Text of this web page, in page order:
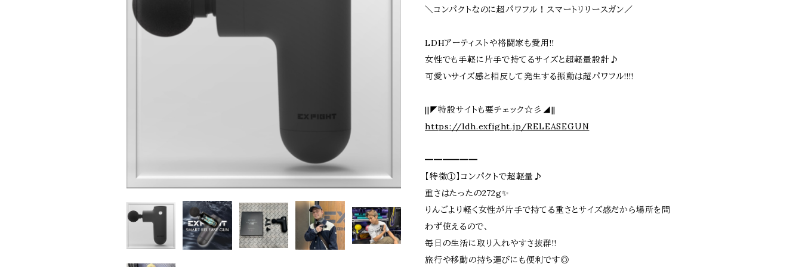
＼コンパクトなのに​超パワフル！スマートリリースガン​／
LDHアーティストや格闘家も愛用!!
女性でも手軽に片手で持てるサイズと超軽量設計♪
可愛いサイズ感と相反して発生する振動は超パワフル!!!!
||◤特設サイトも要チェック☆彡◢||
https://ldh.exfight.jp/RELEASEGUN
━━━━━━
【特徴①】コンパクトで超軽量♪
重さはたったの272g✨
りんごより軽く女性が片手で持てる重さとサイズ感だから場所を問
わず使えるので、
毎日の生活に取り入れやすさ抜群!!
旅行や移動の持ち運びにも便利です◎